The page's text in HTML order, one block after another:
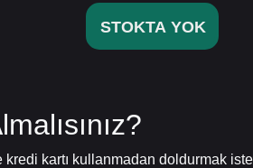
STOKTA YOK
kredi kartı kullanmadan doldurmak